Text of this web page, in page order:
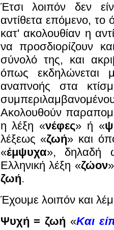
Έτσι λοιπόν δεν
αντίθετα επόμενο, το
κατ' ακολουθίαν η
να προσδιορίζουν
σύνολό της, και
όπως εκδηλώνεται
αναπνοής στα
Ακολουθούν
η λέξη «νέφες» ή «
λέξεως «ζωή» και
«έμψυχα», δηλαδή
Ελληνική λέξη «ζώον
ζωή.
Έχουμε λοιπόν και
Ψυχή = ζωή «Και